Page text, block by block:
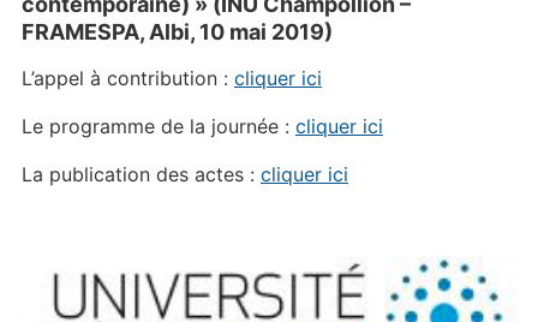
FRAMESPA, Albi, 10 mai 2019)
L’appel à contribution : cliquer ici
Le programme de la journée : cliquer ici
La publication des actes : cliquer ici